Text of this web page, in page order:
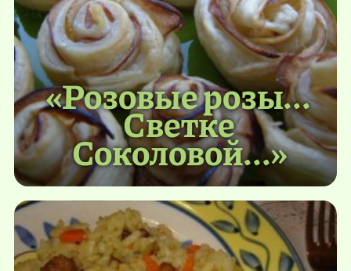
«Розовые розы...
Светке
Соколовой...»